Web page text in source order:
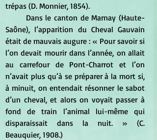
trépas (D. Monnier, 1854).
Saône), l’apparition du Cheval Gauvain
était de mauvais augure : « Pour savoir si
l’on devait mourir dans l’année, on allait
au carrefour de Pont-Charrot et l’on
n’avait plus qu’à se préparer à la mort si,
à minuit, on entendait résonner le sabot
d’un cheval, et alors on voyait passer à
fond de train l’animal lui-même qui
disparaissait dans la nuit. » (C.
Beauquier, 1908.)